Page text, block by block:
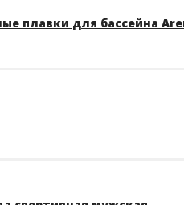
плавки для бассейна